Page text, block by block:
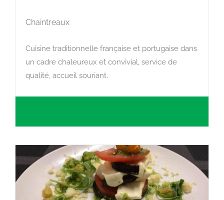
Chaintreaux
Cuisine traditionnelle française et portugaise dans
un cadre chaleureux et convivial, service de
qualité, accueil souriant.